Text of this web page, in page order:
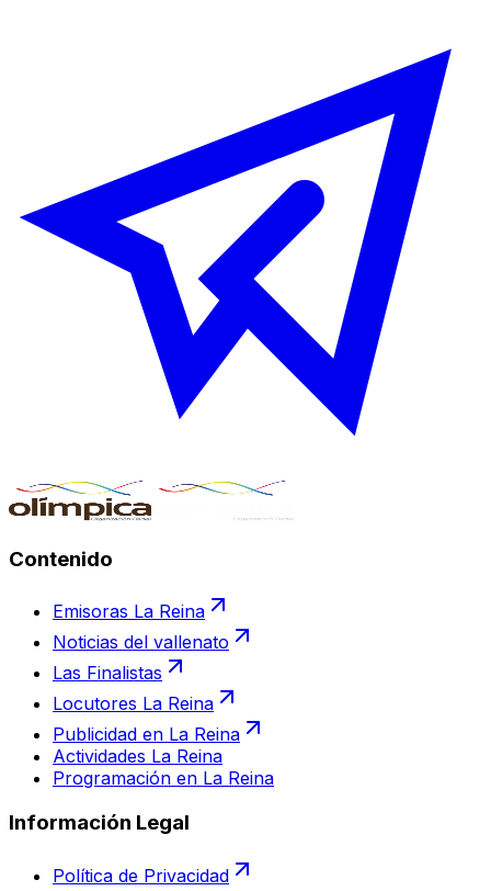
Contenido
Emisoras La Reina
Noticias del vallenato
Las Finalistas
Locutores La Reina
Publicidad en La Reina
Actividades La Reina
Programación en La Reina
Información Legal
Política de Privacidad